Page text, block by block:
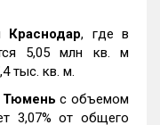
Краснодар, где в
5,05 млн кв. м
тыс. кв. м.
Тюмень с объемом
3,07% от общего